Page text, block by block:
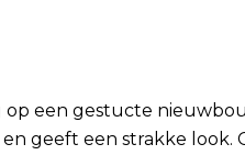
op een gestucte
geeft een strakke look.